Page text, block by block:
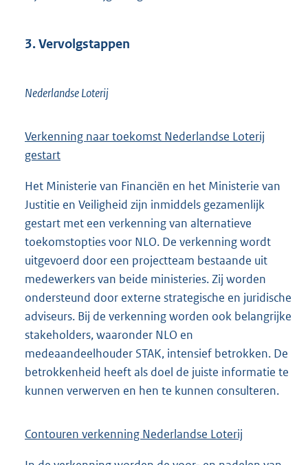
3. Vervolgstappen
Nederlandse Loterij
Verkenning naar toekomst Nederlandse Loterij
gestart
Het Ministerie van Financiën en het Ministerie van
Justitie en Veiligheid zijn inmiddels gezamenlijk
gestart met een verkenning van alternatieve
toekomstopties voor NLO. De verkenning wordt
uitgevoerd door een projectteam bestaande uit
medewerkers van beide ministeries. Zij worden
ondersteund door externe strategische en juridische
adviseurs. Bij de verkenning worden ook belangrijke
stakeholders, waaronder NLO en
medeaandeelhouder STAK, intensief betrokken. De
betrokkenheid heeft als doel de juiste informatie te
kunnen verwerven en hen te kunnen consulteren.
Contouren verkenning Nederlandse Loterij